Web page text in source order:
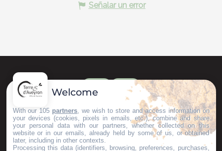
Señalar un error
Welcome
With our 105 partners , we wish to store and access information on
your devices (cookies, pixels in emails, etc.), combine and share
your personal data with our partners, whether collected on this
website or in our emails, already held by some of us, or obtained
later, including in other contexts.
Processing this data (identifiers, browsing, preferences, purchases,